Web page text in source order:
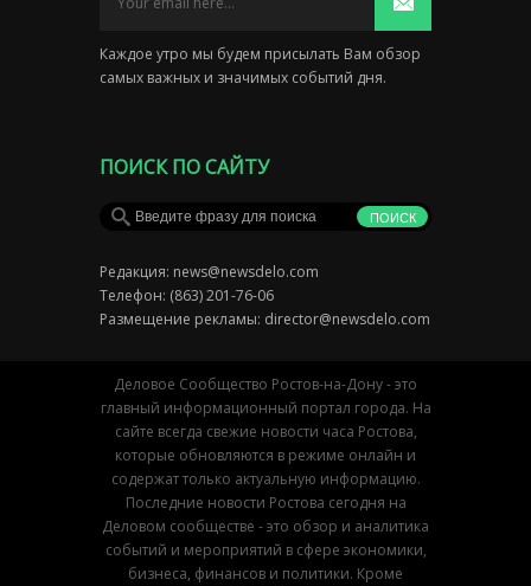
Каждое утро мы будем присылать Вам обзор
самых важных и значимых событий дня.
ПОИСК ПО САЙТУ
Редакция: news@newsdelo.com
Телефон: (863) 201-76-06
Размещение рекламы: director@newsdelo.com
Деловое Сообщество Ростов-на-Дону - это
главный информационный портал города. На
сайте всегда свежие новости часа Ростова,
которые обновляются в режиме онлайн и
содержат только актуальную информацию.
Последние новости Ростова сегодня на
Деловом сообществе - это обзор и аналитика
событий и мероприятий в сфере экономики,
бизнеса, финансов и политики. Кроме